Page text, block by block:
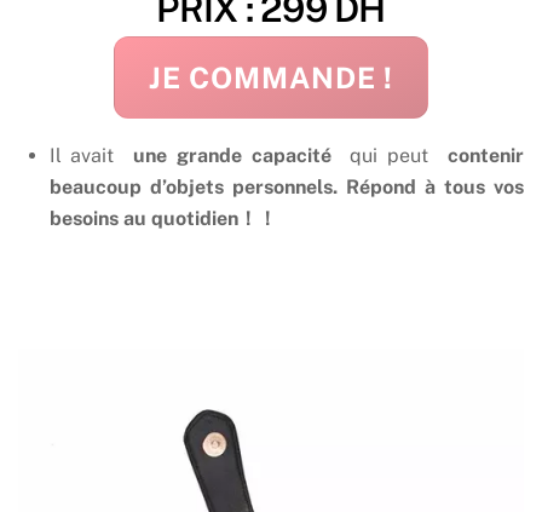
JE COMMANDE !
Il avait une grande capacité qui peutcontenir
beaucoup d’objets personnels. Répond à tous vos
besoins au quotidien！！